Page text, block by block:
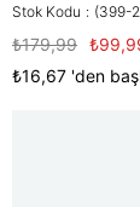
Stok Kodu (399-
₺179,99
₺16,67 'den